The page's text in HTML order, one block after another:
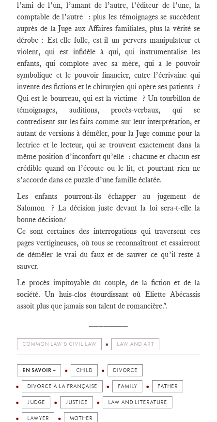
l’ami de l’un, l’amant de l’autre, l’éditeur de l’une, la
comptable de l’autre : plus les témoignages se succèdent
auprès de la Juge aux Affaires familiales, plus la vérité se
dérobe : Est-elle folle, est-il un pervers manipulateur et
violent, qui est infidèle à qui, qui instrumentalise les
enfants, qui complote avec sa mère, qui a le pouvoir
symbolique et le pouvoir financier, entre l’écrivaine qui
invente des fictions et le chirurgien qui opère ses patients ?
Qui est le bourreau, qui est la victime ? Un tourbillon de
témoignages, auditions, procès-verbaux, qui se
contredisent sur les faits comme sur leur interprétation, et
autant de versions à démêler, pour la Juge comme pour la
lectrice et le lecteur, qui se trouvent exactement dans la
même position d’inconfort qu’elle : chacune et chacun est
crédible quand on l’écoute ou le lit, et pourtant rien ne
s’accorde dans ce puzzle d’une famille éclatée.
Les enfants pourront-ils échapper au jugement de
Salomon ? La décision juste devant la loi sera-t-elle la
bonne décision?
Ce sont certaines des interrogations qui traversent ces
pages vertigineuses, où tous se reconnaîtront et essaieront
de démêler le vrai du faux et de sauver ce qu’il reste à
sauver.
Le procès impitoyable du couple, de la fiction et de la
société. Un huis-clos étourdissant où Eliette Abécassis
assoit plus que jamais son talent de romancière.".
COMMON LAW & CIVIL LAW LAW AND ART
EN SAVOIR + CHILD DIVORCE
DIVORCE À LA FRANÇAISE FAMILY FATHER
JUDGE JUSTICE LAW AND LITERATURE
LAWYER MOTHER